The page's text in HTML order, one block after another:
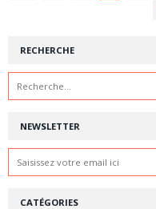
NEWSLETTER
RECHERCHE
CATÉGORIES